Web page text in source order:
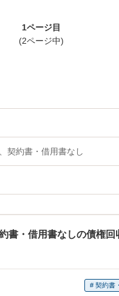
らゆる問題に真摯に向き合っ
てまいります。【駐車場あ
1ページ目
(2ページ中)
契約書・借用書なし
書・借用書なしの債権回
# 契約書